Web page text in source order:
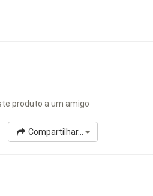
produto a um amigo
Compartilhar...